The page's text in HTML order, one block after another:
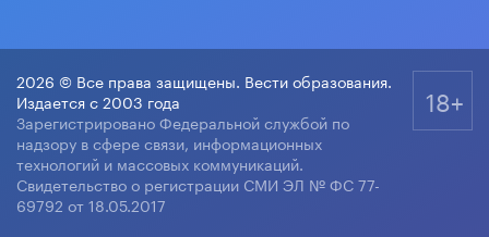
2026 © Все права защищены. Вести образования.
Издается с 2003 года
Зарегистрировано Федеральной службой по
надзору в сфере связи, информационных
технологий и массовых коммуникаций.
Свидетельство о регистрации СМИ ЭЛ № ФС 77-
69792 от 18.05.2017
18+